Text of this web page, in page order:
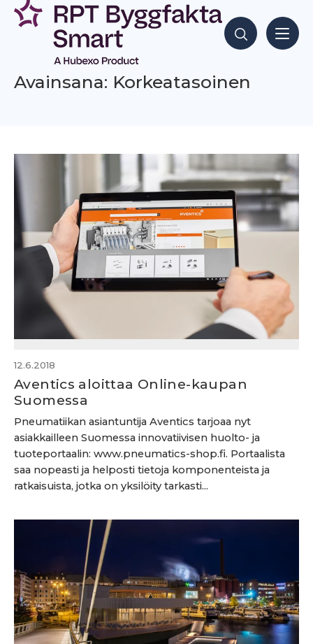
Siirry
sisältöön
Hae sisältöjä
Avainsana: Korkeatasoinen
12.6.2018
Aventics aloittaa Online-kaupan
Suomessa
Pneumatiikan asiantuntija Aventics tarjoaa nyt
asiakkailleen Suomessa innovatiivisen huolto- ja
tuoteportaalin: www.pneumatics-shop.fi. Portaalista
saa nopeasti ja helposti tietoja komponenteista ja
ratkaisuista, jotka on yksilöity tarkasti...